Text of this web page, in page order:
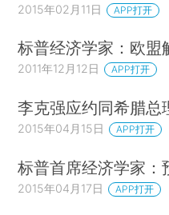
2015年02月11日 APP打开
标普经济学家：欧盟
2011年12月12日 APP打开
李克强应约同希腊总
2015年04月15日 APP打开
标普首席经济学家：
2015年04月17日 APP打开